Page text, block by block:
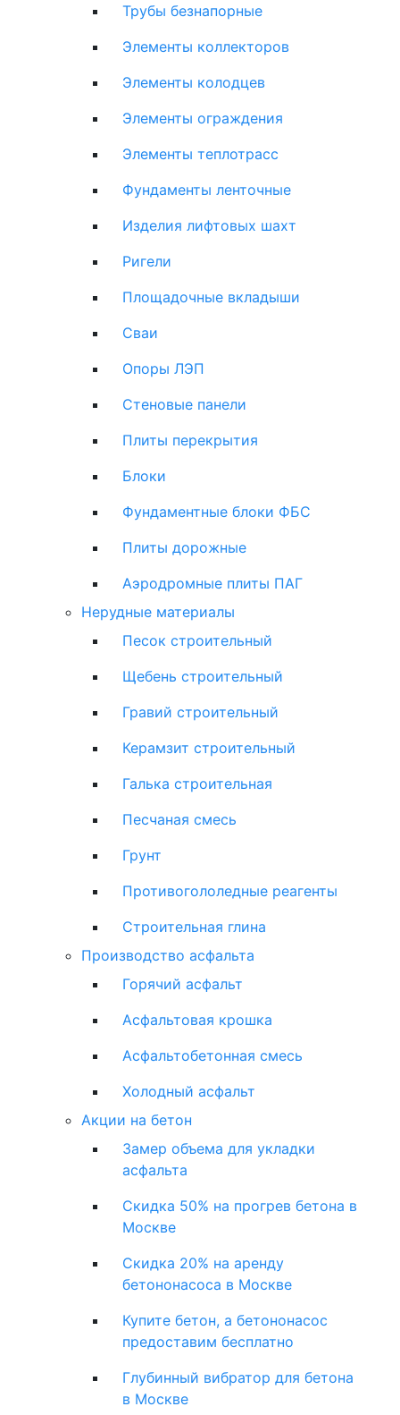
Трубы безнапорные
Элементы коллекторов
Элементы колодцев
Элементы ограждения
Элементы теплотрасс
Фундаменты ленточные
Изделия лифтовых шахт
Ригели
Площадочные вкладыши
Сваи
Опоры ЛЭП
Стеновые панели
Плиты перекрытия
Блоки
Фундаментные блоки ФБС
Плиты дорожные
Аэродромные плиты ПАГ
Нерудные материалы
Песок строительный
Щебень строительный
Гравий строительный
Керамзит строительный
Галька строительная
Песчаная смесь
Грунт
Противогололедные реагенты
Строительная глина
Производство асфальта
Горячий асфальт
Асфальтовая крошка
Асфальтобетонная смесь
Холодный асфальт
Акции на бетон
Замер объема для укладки
асфальта
Скидка 50% на прогрев бетона в
Москве
Скидка 20% на аренду
бетононасоса в Москве
Купите бетон, а бетононасос
предоставим бесплатно
Глубинный вибратор для бетона
в Москве